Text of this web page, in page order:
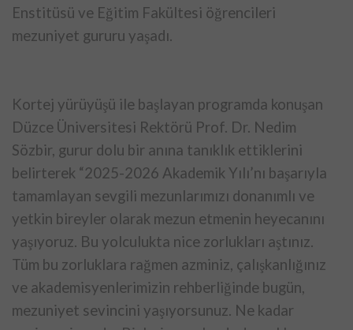
Enstitüsü ve Eğitim Fakültesi öğrencileri
mezuniyet gururu yaşadı.
Kortej yürüyüşü ile başlayan programda konuşan
Düzce Üniversitesi Rektörü Prof. Dr. Nedim
Sözbir, gurur dolu bir anına tanıklık ettiklerini
belirterek “2025-2026 Akademik Yılı’nı başarıyla
tamamlayan sevgili mezunlarımızı donanımlı ve
yetkin bireyler olarak mezun etmenin heyecanını
yaşıyoruz. Bu yolculukta nice zorlukları aştınız.
Tüm bu zorluklara rağmen azminiz, çalışkanlığınız
ve akademisyenlerimizin rehberliğinde bugün,
mezuniyet sevincini yaşıyorsunuz. Ne kadar